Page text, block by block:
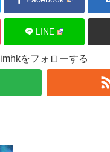
LINE
imhkをフォローする